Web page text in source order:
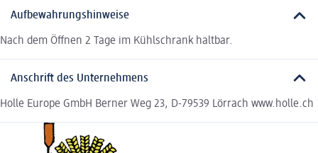
Aufbewahrungshinweise
Nach dem Öffnen 2 Tage im Kühlschrank haltbar.
Anschrift des Unternehmens
Holle Europe GmbH Berner Weg 23, D-79539 Lörrach www.holle.ch